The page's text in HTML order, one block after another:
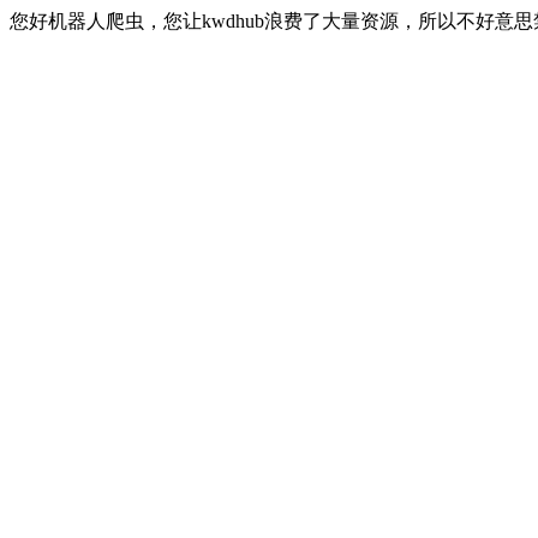
您好机器人爬虫，您让kwdhub浪费了大量资源，所以不好意思